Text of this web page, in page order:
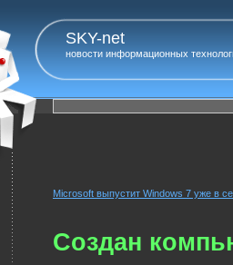
SKY-net
новости информационных
Microsoft выпустит Windows 7 уже в
Создан